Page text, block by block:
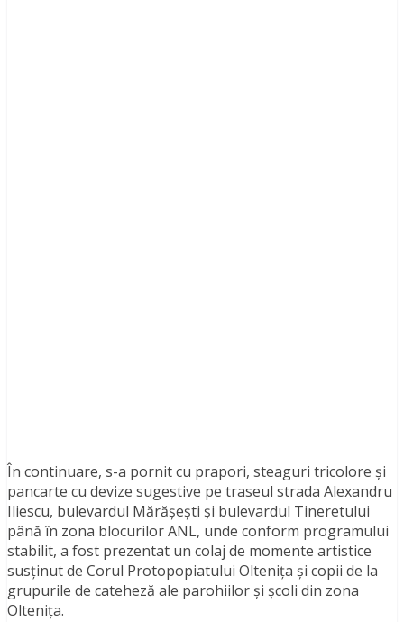
În continuare, s-a pornit cu prapori, steaguri tricolore și
pancarte cu devize sugestive pe traseul strada Alexandru
Iliescu, bulevardul Mărășești și bulevardul Tineretului
până în zona blocurilor ANL, unde conform programului
stabilit, a fost prezentat un colaj de momente artistice
susținut de Corul Protopopiatului Oltenița și copii de la
grupurile de cateheză ale parohiilor și școli din zona
Oltenița.